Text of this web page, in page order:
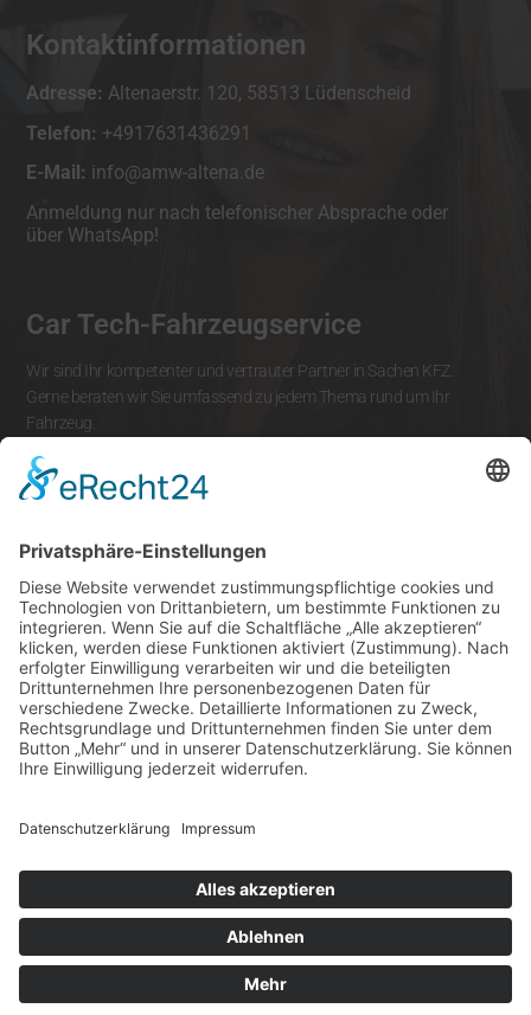
Kontaktinformationen
Adresse: Altenaerstr. 120, 58513 Lüdenscheid
Telefon: +4917631436291
E-Mail: info@amw-altena.de
Anmeldung nur nach telefonischer Absprache oder
über WhatsApp!
Car Tech-Fahrzeugservice
Wir sind Ihr kompetenter und vertrauter Partner in Sachen KFZ.
Gerne beraten wir Sie umfassend zu jedem Thema rund um Ihr
Fahrzeug.
Bei uns sind Sie gut aufgehoben und erhalten immer eine zu 100%
saubere und gute Leistung. Wir freuen uns auf Sie!
Folgen Sie uns
Kontaktieren Sie uns
Schreiben Sie uns eine Nachricht über das
Kontaktformularunserer Webseite.
Rechtliches
Cookie-Einstellungen
Datenschutz